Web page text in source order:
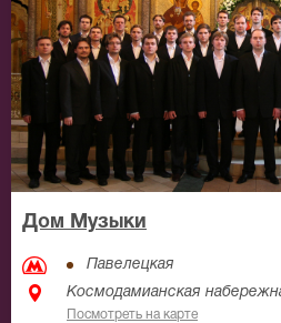
Дом Музыки
Павелецкая
Космодамианская
Посмотреть на карте